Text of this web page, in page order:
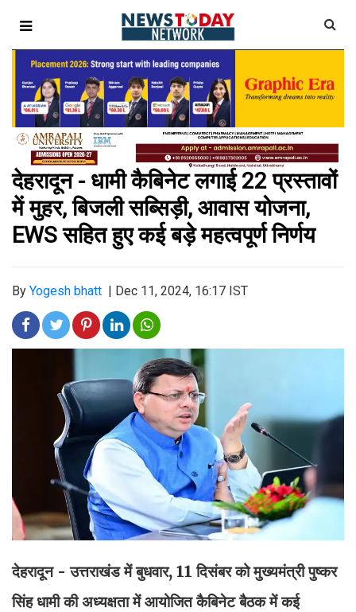
देहरादून - धामी कैबिनेट लगाई 22 प्रस्तावों
में मुहर, बिजली सब्सिड़ी, आवास योजना,
EWS सहित हुए कई बड़े महत्वपूर्ण निर्णय
By Yogesh bhatt Dec 11, 2024, 16:17 IST
देहरादून - उत्तराखंड में बुधवार, 11 दिसंबर को मुख्यमंत्री पुष्कर
सिंह धामी की अध्यक्षता में आयोजित कैबिनेट बैठक में कई